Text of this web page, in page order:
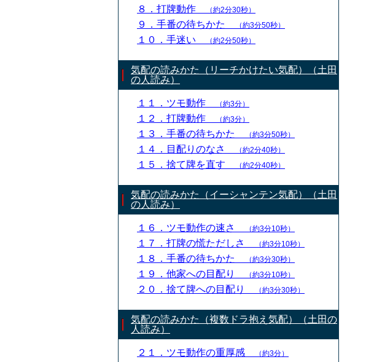
８．打牌動作 （約2分30秒）
９．手番の待ちかた （約3分50秒）
１０．手迷い （約2分50秒）
気配の読みかた（リーチかけたい気配）（土田
の人読み）
１１．ツモ動作 （約3分）
１２．打牌動作 （約3分）
１３．手番の待ちかた （約3分50秒）
１４．目配りのなさ （約2分40秒）
１５．捨て牌を直す （約2分40秒）
気配の読みかた（イーシャンテン気配）（土田
の人読み）
１６．ツモ動作の速さ （約3分10秒）
１７．打牌の慌ただしさ （約3分10秒）
１８．手番の待ちかた （約3分30秒）
１９．他家への目配り （約3分10秒）
２０．捨て牌への目配り （約3分30秒）
気配の読みかた（複数ドラ抱え気配）（土田の
人読み）
２１．ツモ動作の重厚感 （約3分）